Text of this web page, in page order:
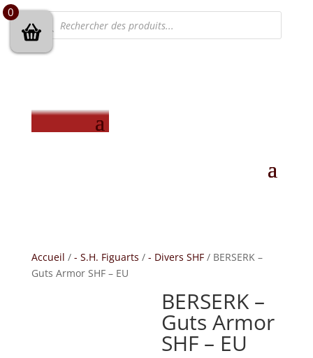
Recherche
de
produits
Accueil / - S.H. Figuarts / - Divers SHF/ BERSERK –
Guts Armor SHF – EU
BERSERK –
Guts Armor
SHF – EU
0